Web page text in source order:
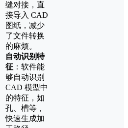
缝对接，直
接导入 CAD
图纸，减少
了文件转换
的麻烦。
自动识别特
征 ：软件能
够自动识别
CAD 模型中
的特征，如
孔、槽等，
快速生成加